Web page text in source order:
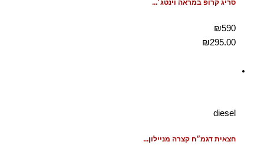
סריג קרופ במראה וינטג׳...
₪590
₪295.00
diesel
חצאית דגמ״ח קצרה מניילון...